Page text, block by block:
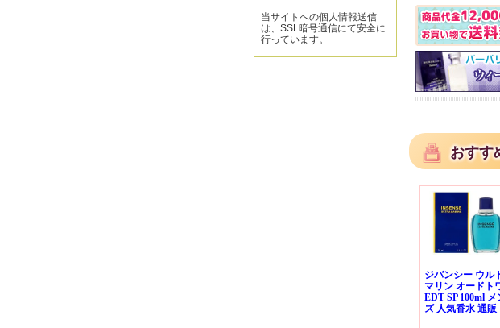
おすす
ジバンシー ウル
マリン オードト
EDT SP 100ml メ
ズ 人気香水 通販
当サイトへの個人情報送信
は、SSL暗号通信にて安全に
行っています。